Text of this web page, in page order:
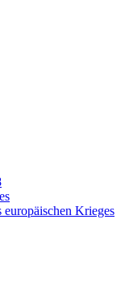
europäischen Krieges